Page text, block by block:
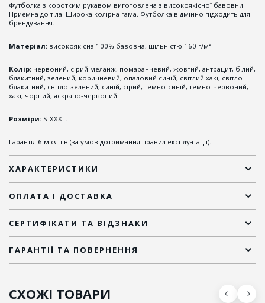
Футболка з коротким рукавом виготовлена з високоякісної бавовни.
Приємна до тіла. Широка колірна гама. Футболка відмінно підходить для
брендування.
Матеріал: високоякісна 100% бавовна, щільністю 160 г/м².
Колір: червоний, сірий меланж, помаранчевий, жовтий, антрацит, білий,
блакитний, зелений, коричневий, опаловий синій, світлий хакі, світло-
блакитний, світло-зелений, синій, сірий, темно-синій, темно-червоний,
хакі, чорний, яскраво-червоний.
Розміри: S-XXXL.
Гарантія 6 місяців (за умов дотримання правил експлуатації).
ХАРАКТЕРИСТИКИ
ОПЛАТА І ДОСТАВКА
СЕРТИФІКАТИ ТА ВІДЗНАКИ
ГАРАНТІЇ ТА ПОВЕРНЕННЯ
СХОЖІ ТОВАРИ